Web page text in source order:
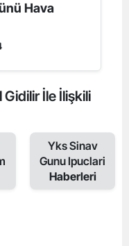
Hava
İle İlişkili
Yks Sinav
Gunu Ipuclari
Haberleri